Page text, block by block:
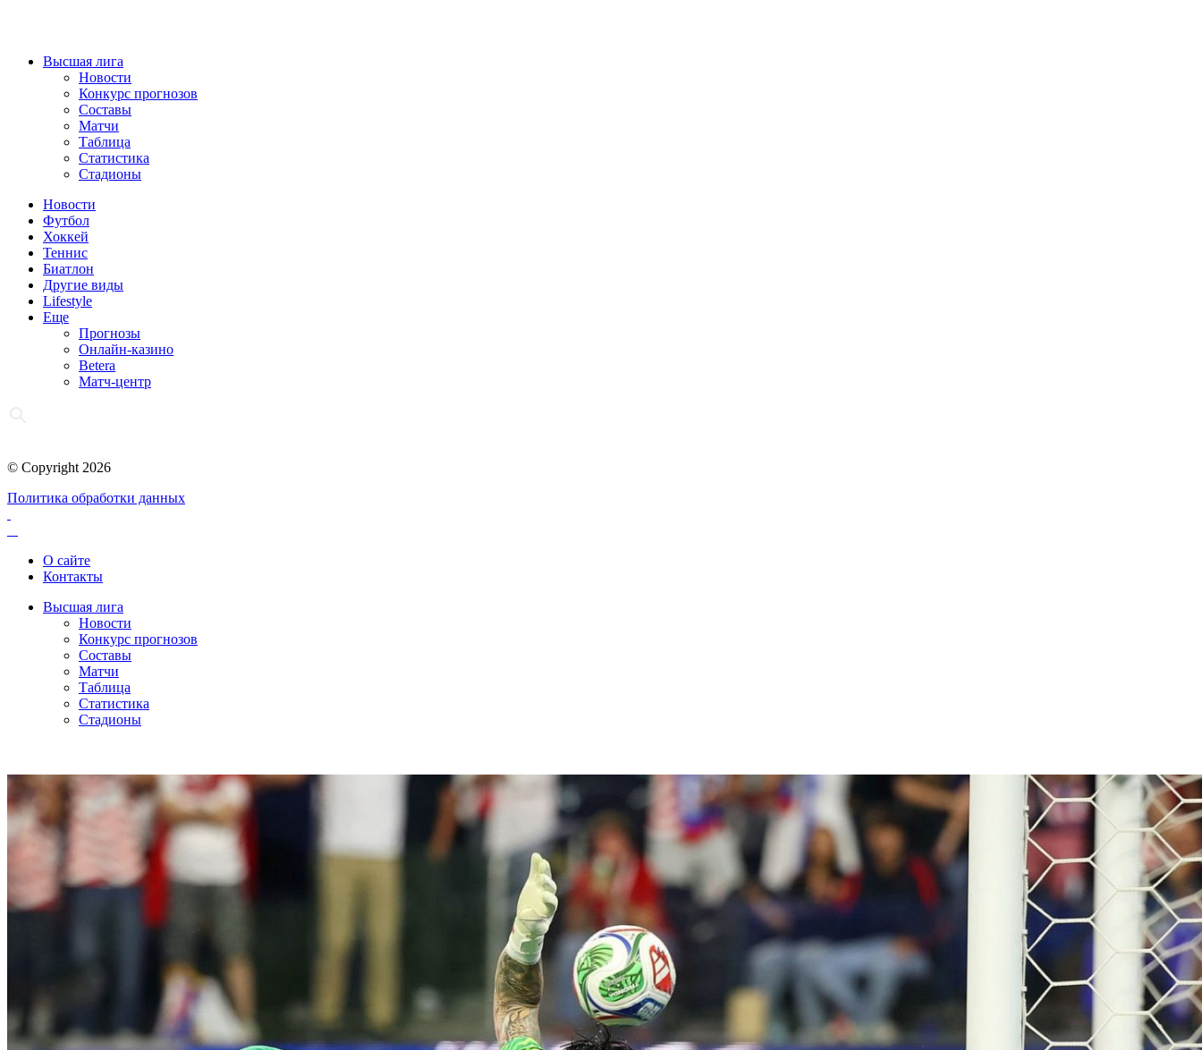
Высшая лига
Новости
Конкурс прогнозов
Составы
Матчи
Таблица
Статистика
Стадионы
Новости
Футбол
Хоккей
Теннис
Биатлон
Другие виды
Lifestyle
Еще
Прогнозы
Онлайн-казино
Betera
Матч-центр
© Copyright 2026
Политика обработки данных
О сайте
Контакты
Высшая лига
Новости
Конкурс прогнозов
Составы
Матчи
Таблица
Статистика
Стадионы